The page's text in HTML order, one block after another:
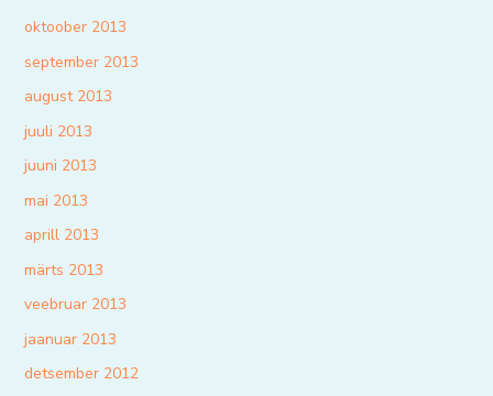
oktoober 2013
september 2013
august 2013
juuli 2013
juuni 2013
mai 2013
aprill 2013
märts 2013
veebruar 2013
jaanuar 2013
detsember 2012